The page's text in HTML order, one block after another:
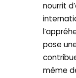
nourrit
pose
même